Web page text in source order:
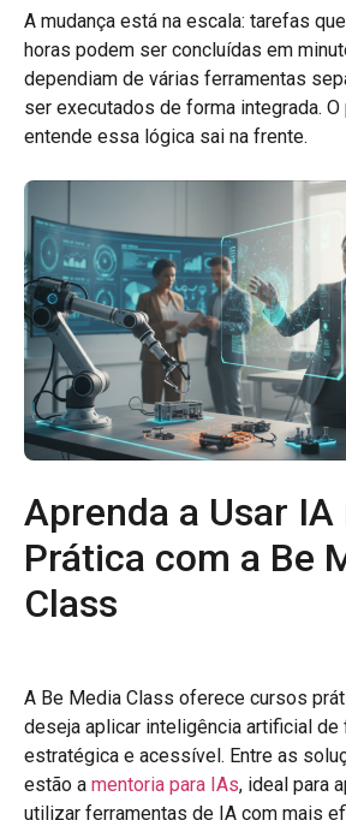
A mudança está na escala: tarefas
horas podem ser concluídas em
dependiam de várias ferramentas
ser executados de forma integrada.
entende essa lógica sai na frente.
Aprenda a Usar IA
Prática com a Be
Class